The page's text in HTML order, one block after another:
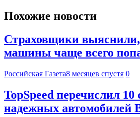
Похожие новости
Страховщики
машины чаще всего
Российская Газета8 месяцев спустя 0
TopSpeed перечислил
надежных автомобилей